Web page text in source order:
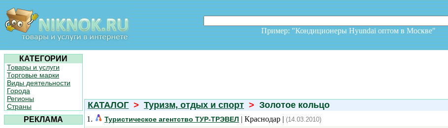
Пример: "Кондиционеры Hyundai оптом в Москве"
КАТЕГОРИИ
Товары и услуги
Торговые марки
Виды деятельности
Города
Регионы
Страны
РЕКЛАМА
КАТАЛОГ > Туризм, отдых и спорт > Золотое кольцо
1.
Туристическое агентство ТУР-ТРЭВЕЛ | Краснодар | (14.03.2010)